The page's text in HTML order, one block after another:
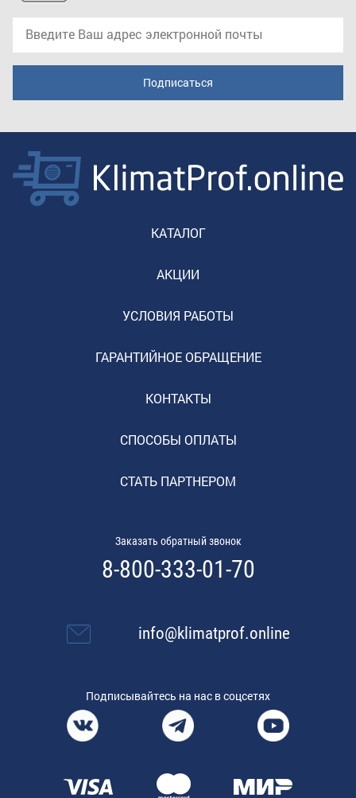
КАТАЛОГ
АКЦИИ
УСЛОВИЯ РАБОТЫ
ГАРАНТИЙНОЕ ОБРАЩЕНИЕ
КОНТАКТЫ
СПОСОБЫ ОПЛАТЫ
СТАТЬ ПАРТНЕРОМ
Заказать обратный звонок
8-800-333-01-70
info@klimatprof.online
Подписывайтесь на нас в соцсетях